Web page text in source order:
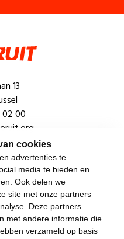
cookies
advertenties te
media te bieden en
Ook delen we
site met onze partners
Deze partners
met andere informatie die
verzameld op basis
13
00